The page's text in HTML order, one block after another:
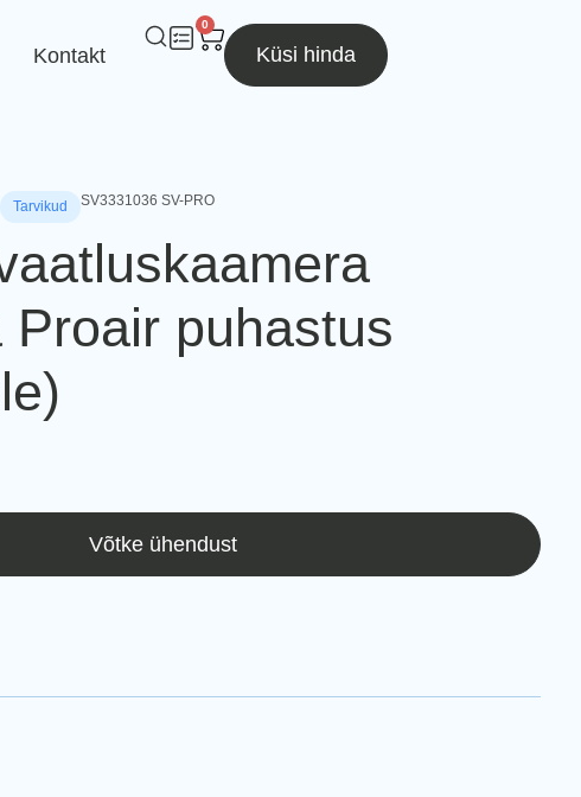
Kontakt
0
Küsi hinda
Tarvikud SV3331036 SV-PRO
Proair puhastus
Võtke ühendust